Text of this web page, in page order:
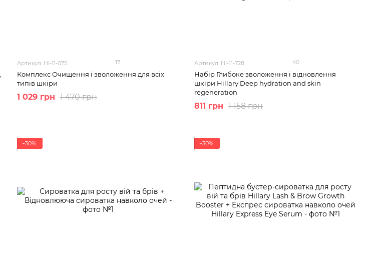
Артикул: HI-11-075 17
Комплекс Очищення і зволоження для всіх
типів шкіри
1 470 грн
1 029 грн
Артикул: HI-11-728 40
Набір Глибоке зволоження і відновлення
шкіри Hillary Deep hydration and skin
regeneration
1 158 грн
811 грн
−30% −30%